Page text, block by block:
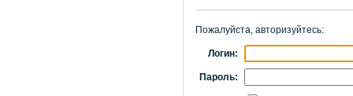
Пожалуйста, авторизуйтесь:
Логин:
Пароль: